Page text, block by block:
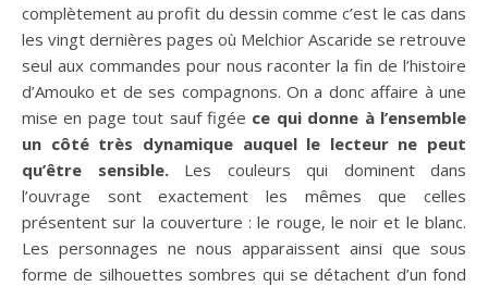
complètement au profit du dessin comme c’est le cas dans
les vingt dernières pages où Melchior Ascaride se retrouve
seul aux commandes pour nous raconter la fin de l’histoire
d’Amouko et de ses compagnons. On a donc affaire à une
mise en page tout sauf figée ce qui donne à l’ensemble
un côté très dynamique auquel le lecteur ne peut
qu’être sensible.Les couleurs qui dominent dans
l’ouvrage sont exactement les mêmes que celles
présentent sur la couverture : le rouge, le noir et le blanc.
Les personnages ne nous apparaissent ainsi que sous
forme de silhouettes sombres qui se détachent d’un fond